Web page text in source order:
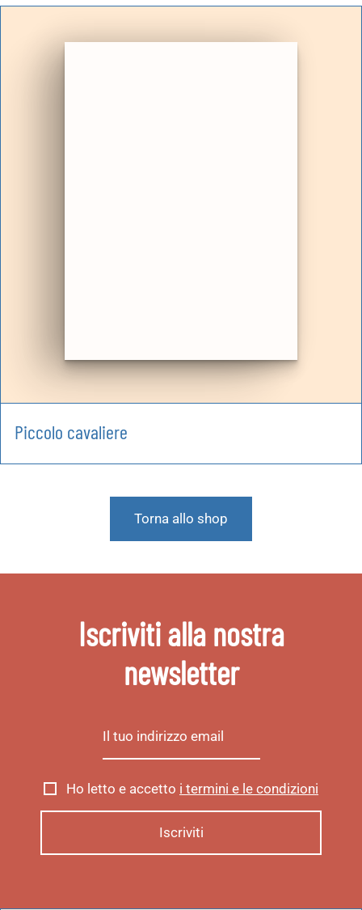
Piccolo cavaliere
Torna allo shop
Iscriviti alla nostra
newsletter
Ho letto e accetto i termini e le condizioni